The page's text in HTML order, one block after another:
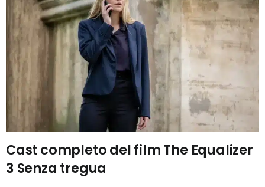
Cast completo del film The Equalizer
3 Senza tregua